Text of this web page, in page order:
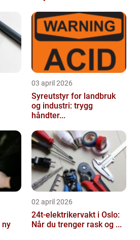
03 april 2026
Syreutstyr for landbruk
og industri: trygg
håndter...
ny
02 april 2026
24t-elektrikervakt i Oslo:
Når du trenger rask og ...